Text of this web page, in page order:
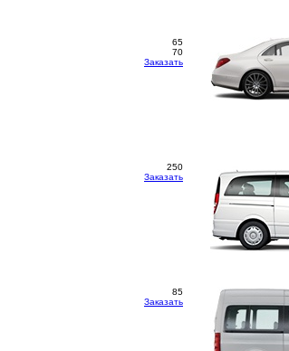
65
70
Заказать
250
Заказать
85
Заказать